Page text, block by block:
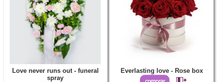
Love never runs out - funeral
spray
Everlasting love - Rose box